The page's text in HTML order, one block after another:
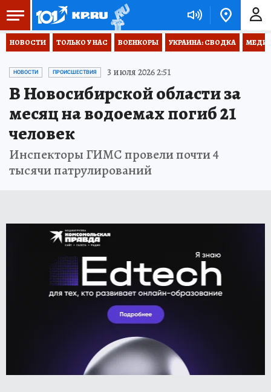
НОВОСТИ ТОЛЬКО У НАС ВОЕНКОРЫ УКРАИНА: СВОДКА
НОВОСТИ ПРОИСШЕСТВИЯ 3 июля 2026 2:51
В Новосибирской области за
месяц на водоемах погиб 21
человек
Инспекторы ГИМС провели почти 4
тысячи патрулирований